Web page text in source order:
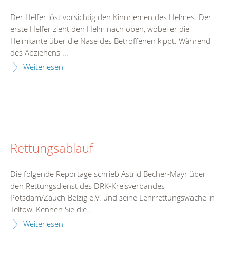
Der Helfer löst vorsichtig den Kinnriemen des Helmes. Der
erste Helfer zieht den Helm nach oben, wobei er die
Helmkante über die Nase des Betroffenen kippt. Während
des Abziehens ...
Weiterlesen
Rettungsablauf
Die folgende Reportage schrieb Astrid Becher-Mayr über
den Rettungsdienst des DRK-Kreisverbandes
Potsdam/Zauch-Belzig e.V. und seine Lehrrettungswache in
Teltow. Kennen Sie die...
Weiterlesen